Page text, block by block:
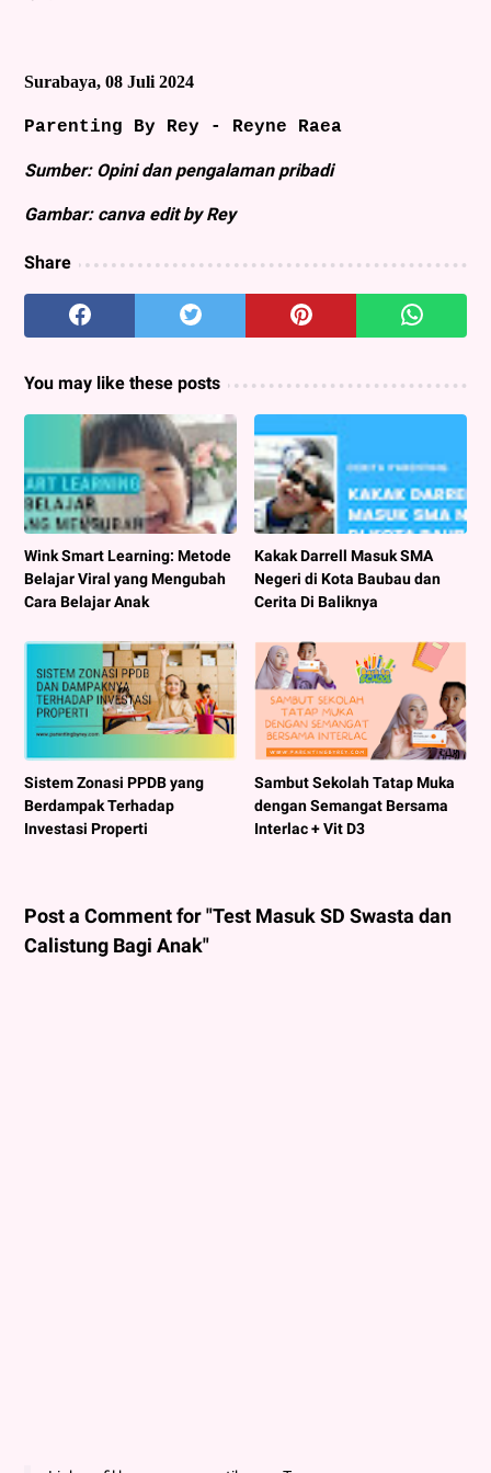
Surabaya, 08 Juli 2024
Parenting By Rey - Reyne Raea
Sumber: Opini dan pengalaman pribadi
Gambar: canva edit by Rey
Share
You may like these posts
Wink Smart Learning: Metode
Belajar Viral yang Mengubah
Cara Belajar Anak
Kakak Darrell Masuk SMA
Negeri di Kota Baubau dan
Cerita Di Baliknya
Sistem Zonasi PPDB yang
Berdampak Terhadap
Investasi Properti
Sambut Sekolah Tatap Muka
dengan Semangat Bersama
Interlac + Vit D3
Post a Comment for "Test Masuk SD Swasta dan
Calistung Bagi Anak"